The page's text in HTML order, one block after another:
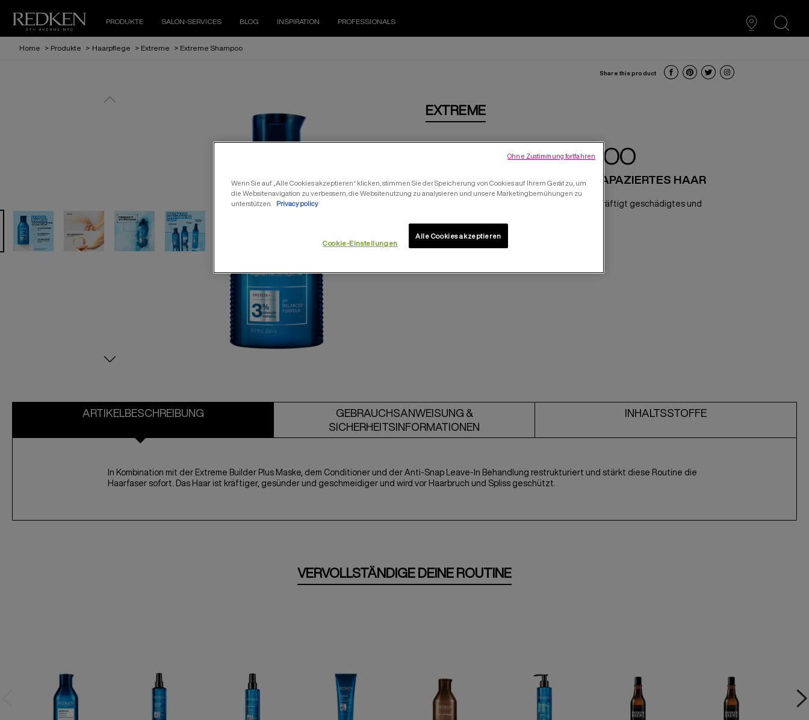
PRODUKTE SALON-SERVICES BLOG INSPIRATION
PROFESSIONALS
search
Home > Produkte > Haarpflege > Extreme > Extreme Shampoo
Share this product
EXTREME
EXTREME SHAMPOO
REPARATURSHAMPOO FÜR STRAPAZIERTES HAAR
REDKEN Extreme Shampoo reinigt sanft und kräftigt geschädigtes und
FINDE EINEN SALON
ARTIKELBESCHREIBUNG
GEBRAUCHSANWEISUNG &
SICHERHEITSINFORMATIONEN
INHALTSSTOFFE
In Kombination mit der Extreme Builder Plus Maske, dem Conditioner und der Anti-Snap Leave-In Behandlung restrukturiert und stärkt diese Routine die
Haarfaser sofort. Das Haar ist kräftiger, gesünder und geschmeidiger und wird vor Haarbruch und Spliss geschützt.
VERVOLLSTÄNDIGE DEINE ROUTINE
Wenn Sie auf „Alle Cookies akzeptieren“ klicken, stimmen Sie der Speicherung von Cookies auf Ihrem Gerät zu, um
die Websitenavigation zu verbessern, die Websitenutzung zu analysieren und unsere Marketingbemühungen zu
unterstützen.
Privacy policy
Cookie-Einstellungen
Alle Cookies akzeptieren
Ohne Zustimmung fortfahren